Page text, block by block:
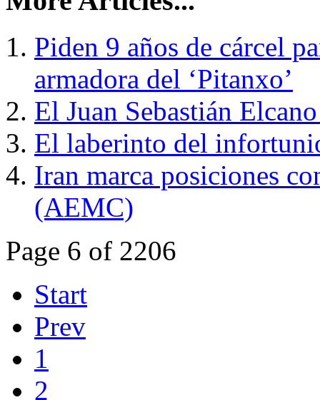
Piden 9 años de cárcel
armadora del ‘Pitanxo’
El Juan Sebastián
El laberinto del
Iran marca posiciones
(AEMC)
Page 6 of 2206
Start
Prev
1
2